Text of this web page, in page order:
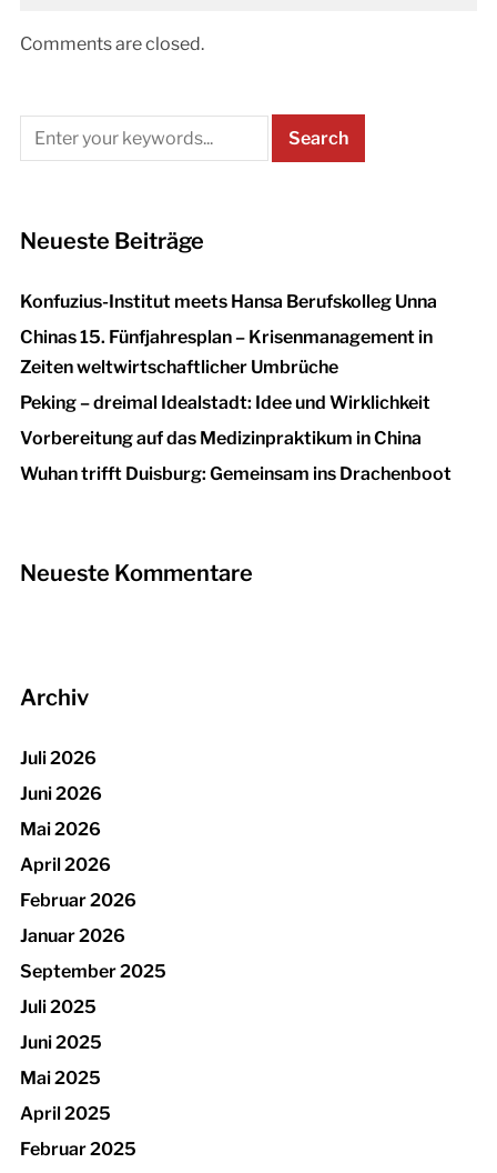
Comments are closed.
Neueste Beiträge
Konfuzius-Institut meets Hansa Berufskolleg Unna
Chinas 15. Fünfjahresplan – Krisenmanagement in
Zeiten weltwirtschaftlicher Umbrüche
Peking – dreimal Idealstadt: Idee und Wirklichkeit
Vorbereitung auf das Medizinpraktikum in China
Wuhan trifft Duisburg: Gemeinsam ins Drachenboot
Neueste Kommentare
Archiv
Juli 2026
Juni 2026
Mai 2026
April 2026
Februar 2026
Januar 2026
September 2025
Juli 2025
Juni 2025
Mai 2025
April 2025
Februar 2025